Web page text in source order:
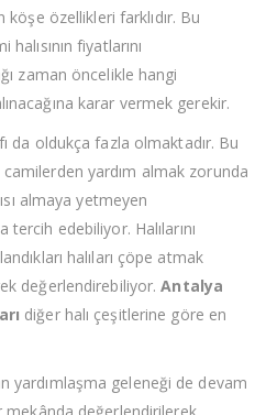
köşe özellikleri farklıdır. Bu
fiyatlarını
zaman öncelikle hangi
karar vermek gerekir.
da oldukça fazla olmaktadır. Bu
yardım almak zorunda
almaya yetmeyen
tercih edebiliyor. Halılarını
halıları çöpe atmak
değerlendirebiliyor.Antalya
diğer halı çeşitlerine göre en
yardımlaşma geleneği de devam